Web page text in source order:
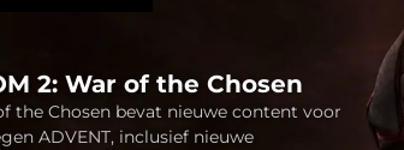
2: War of the Chosen
the Chosen bevat nieuwe content voor
ADVENT, inclusief nieuwe